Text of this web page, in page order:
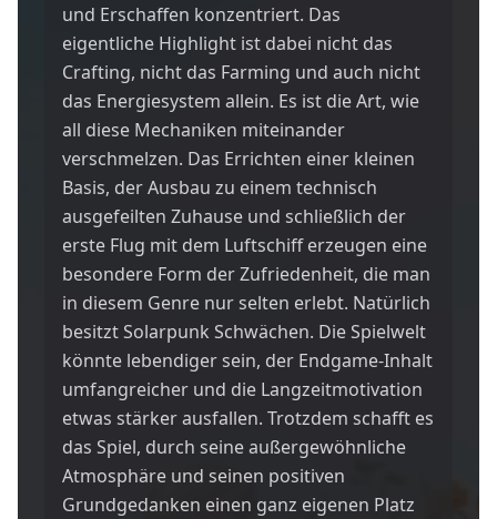
und Erschaffen konzentriert. Das
eigentliche Highlight ist dabei nicht das
Crafting, nicht das Farming und auch nicht
das Energiesystem allein. Es ist die Art, wie
all diese Mechaniken miteinander
verschmelzen. Das Errichten einer kleinen
Basis, der Ausbau zu einem technisch
ausgefeilten Zuhause und schließlich der
erste Flug mit dem Luftschiff erzeugen eine
besondere Form der Zufriedenheit, die man
in diesem Genre nur selten erlebt. Natürlich
besitzt Solarpunk Schwächen. Die Spielwelt
könnte lebendiger sein, der Endgame-Inhalt
umfangreicher und die Langzeitmotivation
etwas stärker ausfallen. Trotzdem schafft es
das Spiel, durch seine außergewöhnliche
Atmosphäre und seinen positiven
Grundgedanken einen ganz eigenen Platz